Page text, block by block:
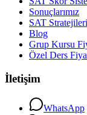
Sonuçlarımız
SAT Stratejileri
Blog
Grup Kursu
Özel Ders
İletişim
WhatsApp